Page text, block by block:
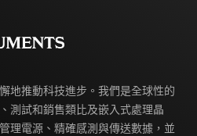
地推動科技進步。我們是全球性的
測試和銷售類比及嵌入式處理晶
理電源、精確感測與傳送數據，並